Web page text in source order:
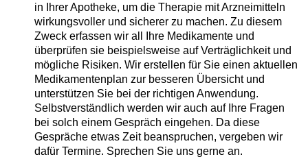
in Ihrer Apotheke, um die Therapie mit Arzneimitteln
wirkungsvoller und sicherer zu machen. Zu diesem
Zweck erfassen wir all Ihre Medikamente und
überprüfen sie beispielsweise auf Verträglichkeit und
mögliche Risiken. Wir erstellen für Sie einen aktuellen
Medikamentenplan zur besseren Übersicht und
unterstützen Sie bei der richtigen Anwendung.
Selbstverständlich werden wir auch auf Ihre Fragen
bei solch einem Gespräch eingehen. Da diese
Gespräche etwas Zeit beanspruchen, vergeben wir
dafür Termine. Sprechen Sie uns gerne an.